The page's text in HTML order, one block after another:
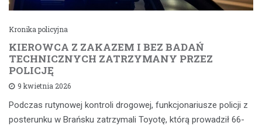
Kronika policyjna
KIEROWCA Z ZAKAZEM I BEZ BADAŃ
TECHNICZNYCH ZATRZYMANY PRZEZ
POLICJĘ
9 kwietnia 2026
Podczas rutynowej kontroli drogowej, funkcjonariusze policji z
posterunku w Brańsku zatrzymali Toyotę, którą prowadził 66-